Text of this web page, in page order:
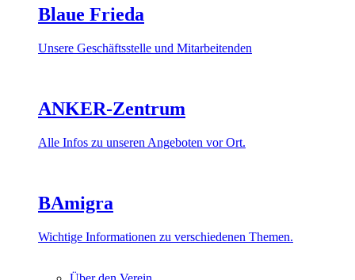
Blaue Frieda
Unsere Geschäftsstelle und Mitarbeitenden
ANKER-Zentrum
Alle Infos zu unseren Angeboten vor Ort.
BAmigra
Wichtige Informationen zu verschiedenen Themen.